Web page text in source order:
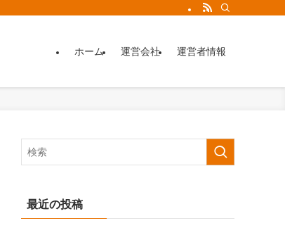
ホーム 運営会社 運営者情報
最近の投稿